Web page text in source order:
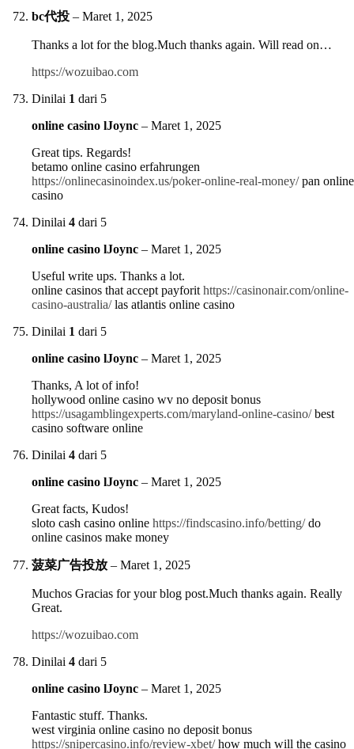
bc代投 – Maret 1, 2025
Thanks a lot for the blog.Much thanks again. Will read on…
https://wozuibao.com
Dinilai 1 dari 5
online casino lJoync – Maret 1, 2025
Great tips. Regards!
betamo online casino erfahrungen
https://onlinecasinoindex.us/poker-online-real-money/pan online
casino
Dinilai 4 dari 5
online casino lJoync – Maret 1, 2025
Useful write ups. Thanks a lot.
online casinos that accept payforit https://casinonair.com/online-
casino-australia/las atlantis online casino
Dinilai 1 dari 5
online casino lJoync – Maret 1, 2025
Thanks, A lot of info!
hollywood online casino wv no deposit bonus
https://usagamblingexperts.com/maryland-online-casino/best
casino software online
Dinilai 4 dari 5
online casino lJoync – Maret 1, 2025
Great facts, Kudos!
sloto cash casino online https://findscasino.info/betting/do
online casinos make money
菠菜广告投放 – Maret 1, 2025
Muchos Gracias for your blog post.Much thanks again. Really
Great.
https://wozuibao.com
Dinilai 4 dari 5
online casino lJoync – Maret 1, 2025
Fantastic stuff. Thanks.
west virginia online casino no deposit bonus
https://snipercasino.info/review-xbet/how much will the casino